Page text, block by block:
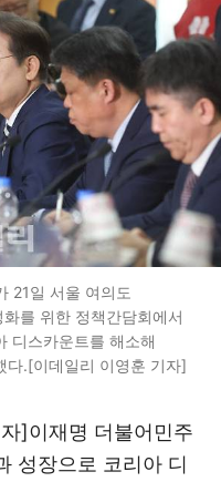
21일 서울 여의도
를 위한 정책간담회에서
디스카운트를 해소해
다.[이데일리 이영훈 기자]
]이재명 더불어민주
성장으로 코리아 디